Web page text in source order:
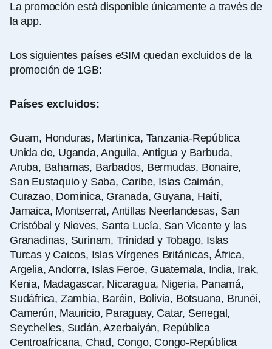
La promoción está disponible únicamente a través de
la app.
Los siguientes países eSIM quedan excluidos de la
promoción de 1GB:
Países excluidos:
Guam, Honduras, Martinica, Tanzania-República
Unida de, Uganda, Anguila, Antigua y Barbuda,
Aruba, Bahamas, Barbados, Bermudas, Bonaire,
San Eustaquio y Saba, Caribe, Islas Caimán,
Curazao, Dominica, Granada, Guyana, Haití,
Jamaica, Montserrat, Antillas Neerlandesas, San
Cristóbal y Nieves, Santa Lucía, San Vicente y las
Granadinas, Surinam, Trinidad y Tobago, Islas
Turcas y Caicos, Islas Vírgenes Británicas, África,
Argelia, Andorra, Islas Feroe, Guatemala, India, Irak,
Kenia, Madagascar, Nicaragua, Nigeria, Panamá,
Sudáfrica, Zambia, Baréin, Bolivia, Botsuana, Brunéi,
Camerún, Mauricio, Paraguay, Catar, Senegal,
Seychelles, Sudán, Azerbaiyán, República
Centroafricana, Chad, Congo, Congo-República